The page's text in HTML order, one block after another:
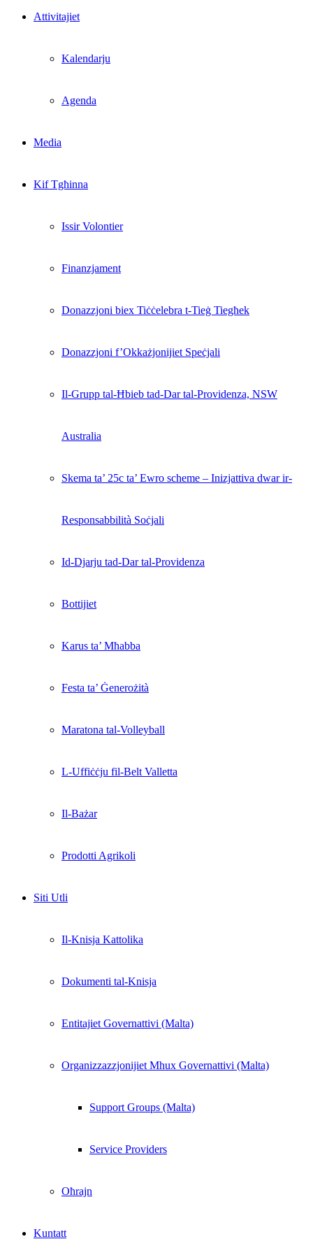
Attivitajiet
Kalendarju
Agenda
Media
Kif Tgħinna
Issir Volontier
Finanzjament
Donazzjoni biex Tiċċelebra t-Tieġ Tiegħek
Donazzjoni f’Okkażjonijiet Speċjali
Il-Grupp tal-Ħbieb tad-Dar tal-Providenza, NSW
Australia
Skema ta’ 25c ta’ Ewro scheme – Inizjattiva dwar ir-
Responsabbilità Soċjali
Id-Djarju tad-Dar tal-Providenza
Bottijiet
Karus ta’ Mħabba
Festa ta’ Ġenerożità
Maratona tal-Volleyball
L-Uffiċċju fil-Belt Valletta
Il-Bażar
Prodotti Agrikoli
Siti Utli
Il-Knisja Kattolika
Dokumenti tal-Knisja
Entitajiet Governattivi (Malta)
Organizzazzjonijiet Mhux Governattivi (Malta)
Support Groups (Malta)
Service Providers
Oħrajn
Kuntatt